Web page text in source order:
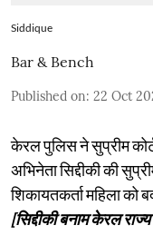
Siddique
Bar & Bench
Published on: 22 Oct
केरल पुलिस ने सुप्रीम
अभिनेता सिद्दीकी की
शिकायतकर्ता महिला
[सिद्दीकी बनाम केरल